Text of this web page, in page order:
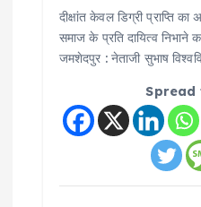
दीक्षांत केवल डिग्री प्राप्ति
समाज के प्रति दायित्व निभाने
जमशेदपुर : नेताजी सुभाष
Spread